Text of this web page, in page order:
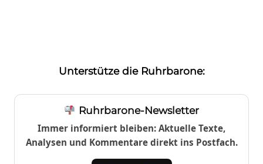
Unterstütze die Ruhrbarone:
Ruhrbarone-Newsletter
Immer informiert bleiben: Aktuelle Texte,
Analysen und Kommentare direkt ins Postfach.